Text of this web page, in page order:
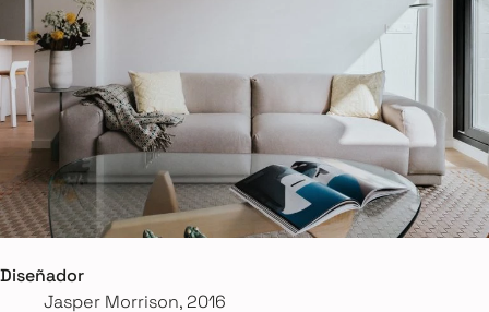
Diseñador
Jasper Morrison, 2016